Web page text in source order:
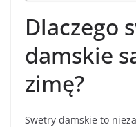
Dlaczego
damskie
zimę?
Swetry damskie to